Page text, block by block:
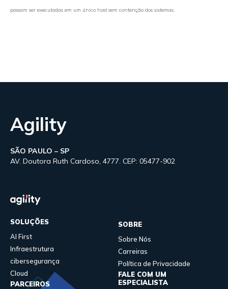
possam ser executadas em um único host sem contenção dos sistemas.
Agility
SÃO PAULO – SP
AV. Doutora Ruth Cardoso, 4777. CEP: 05477-902
SOLUÇÕES
AI First
Infraestrutura
cibersegurança
Cloud
PARCEIROS
SOBRE
Sobre Nós
Carreiras
Política de Privacidade
FALE COM UM
ESPECIALISTA